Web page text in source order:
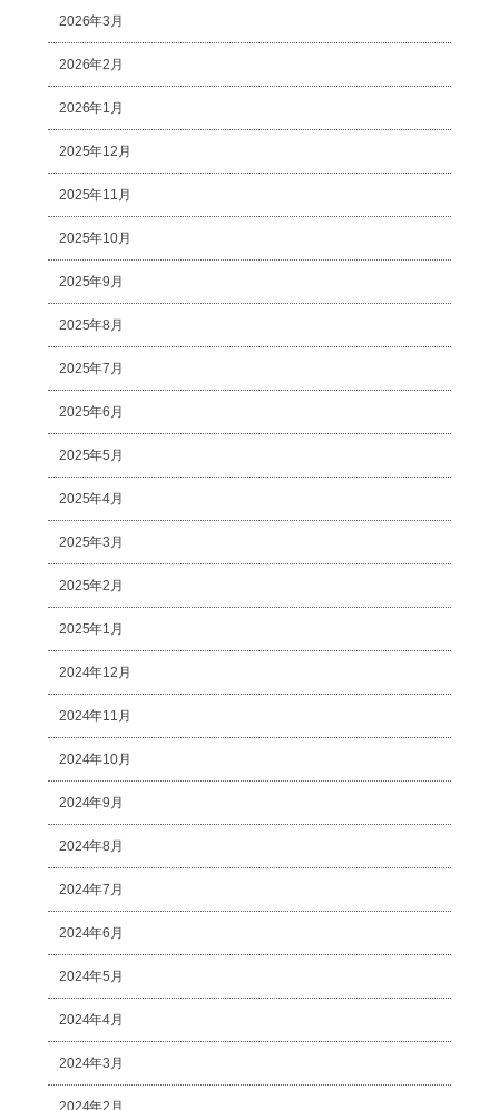
2026年3月
2026年2月
2026年1月
2025年12月
2025年11月
2025年10月
2025年9月
2025年8月
2025年7月
2025年6月
2025年5月
2025年4月
2025年3月
2025年2月
2025年1月
2024年12月
2024年11月
2024年10月
2024年9月
2024年8月
2024年7月
2024年6月
2024年5月
2024年4月
2024年3月
2024年2月